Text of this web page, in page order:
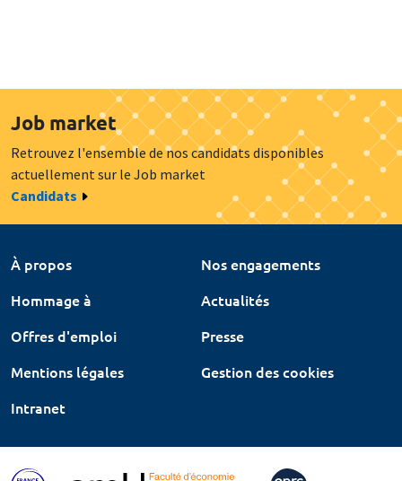
Job market
Retrouvez l'ensemble de nos candidats disponibles
actuellement sur le Job market
Candidats
À propos
Nos engagements
Hommage à
Actualités
Offres d'emploi
Presse
Mentions légales
Gestion des cookies
Intranet